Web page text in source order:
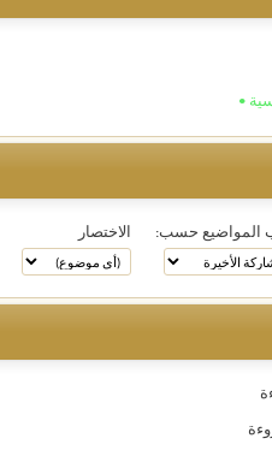
•
المواضيع حسب: الاختصار